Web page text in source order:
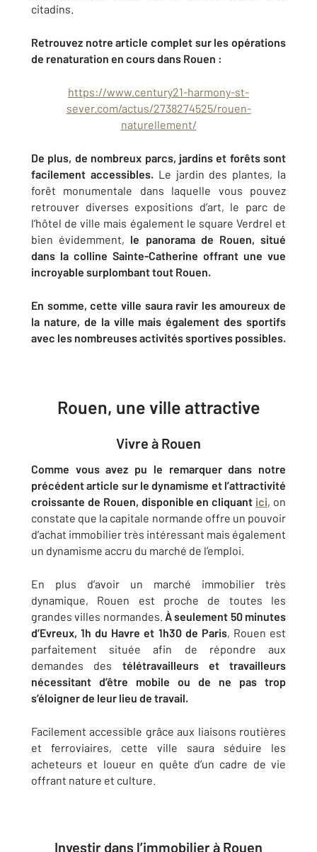
citadins.
Retrouvez notre article complet sur les opérations
de renaturation en cours dans Rouen :
https://www.century21-harmony-st-
sever.com/actus/2738274525/rouen-
naturellement/
De plus, de nombreux parcs, jardins et forêts sont
facilement accessibles.Le jardin des plantes, la
forêt monumentale dans laquelle vous pouvez
retrouver diverses expositions d’art, le parc de
l’hôtel de ville mais également le square Verdrel et
bien évidemment, le panorama de Rouen, situé
dans la colline Sainte-Catherine offrant une vue
incroyable surplombant tout Rouen.
En somme, cette ville saura ravir les amoureux de
la nature, de la ville mais également des sportifs
avec les nombreuses activités sportives possibles.
Rouen, une ville attractive
Vivre à Rouen
Comme vous avez pu le remarquer dans notre
précédent article sur le dynamisme et l’attractivité
croissante de Rouen, disponible en cliquant ici, on
constate que la capitale normande offre un pouvoir
d’achat immobilier très intéressant mais également
un dynamisme accru du marché de l’emploi.
En plus d’avoir un marché immobilier très
dynamique, Rouen est proche de toutes les
grandes villes normandes. À seulement 50 minutes
d’Evreux, 1h du Havre et 1h30 de Paris, Rouen est
parfaitement située afin de répondre aux
demandes des télétravailleurs et travailleurs
nécessitant d’être mobile ou de ne pas trop
s’éloigner de leur lieu de travail.
Facilement accessible grâce aux liaisons routières
et ferroviaires, cette ville saura séduire les
acheteurs et loueur en quête d’un cadre de vie
offrant nature et culture.
Investir dans l’immobilier à Rouen